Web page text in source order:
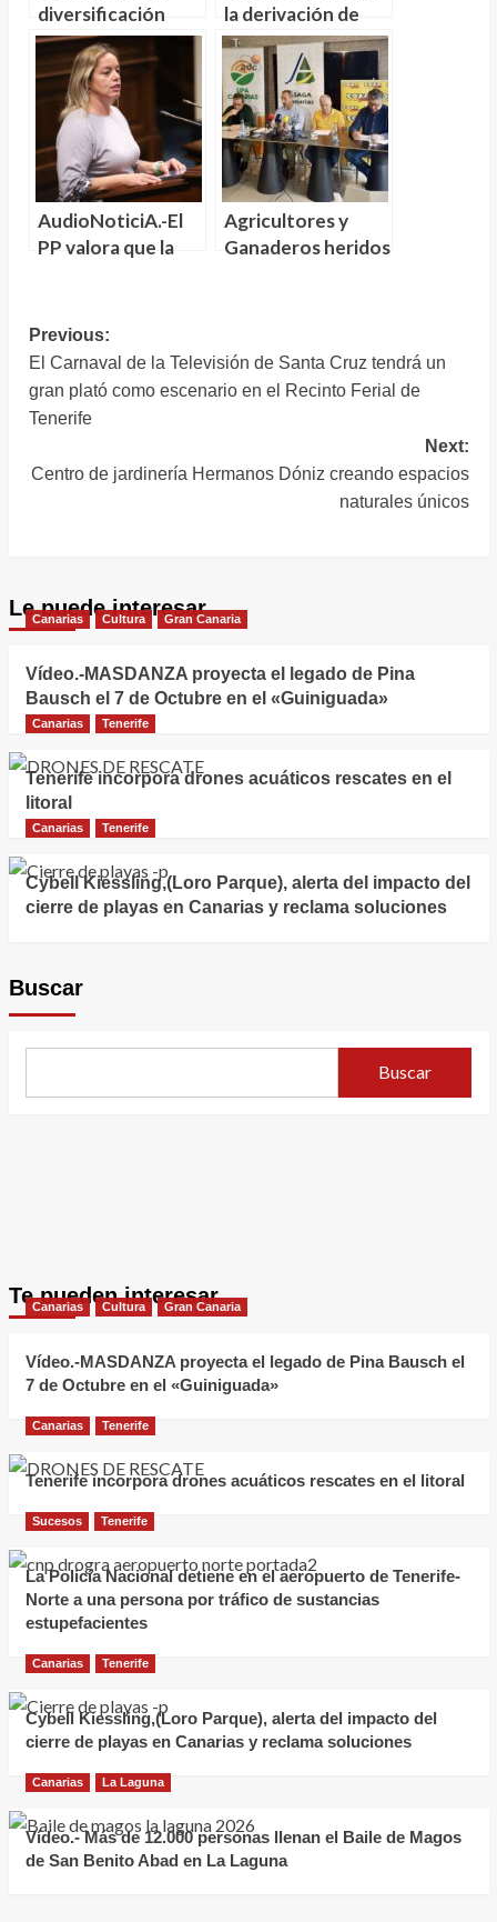
diversificación
económica en las
Islas Canarias
la derivación de
menores
inmigrantes a
otras
comunidades se
haga bajo criterios
objetivos,
equitativos y
cuantificables
AudioNoticiA.-El
PP valora que la
las aulas se haya
hecho con el
consenso de la
comunidad
Agricultores y
Ganaderos heridos
Navegación
de
entradas
Previous:
El Carnaval de la Televisión de Santa Cruz tendrá un
gran plató como escenario en el Recinto Ferial de
Tenerife
Next:
Centro de jardinería Hermanos Dóniz creando espacios
naturales únicos
Le puede interesar
Canarias Cultura Gran Canaria
Vídeo.-MASDANZA proyecta el legado de Pina
Bausch el 7 de Octubre en el «Guiniguada»
Canarias Tenerife
Tenerife incorpora drones acuáticos rescates en el
litoral
Canarias Tenerife
Cybell Kiessling,(Loro Parque), alerta del impacto del
cierre de playas en Canarias y reclama soluciones
Buscar
Buscar
Te pueden interesar
Canarias Cultura Gran Canaria
Vídeo.-MASDANZA proyecta el legado de Pina Bausch el
7 de Octubre en el «Guiniguada»
Canarias Tenerife
Tenerife incorpora drones acuáticos rescates en el litoral
Sucesos Tenerife
La Policía Nacional detiene en el aeropuerto de Tenerife-
Norte a una persona por tráfico de sustancias
estupefacientes
Canarias Tenerife
Cybell Kiessling,(Loro Parque), alerta del impacto del
cierre de playas en Canarias y reclama soluciones
Canarias La Laguna
Vídeo.- Más de 12.000 personas llenan el Baile de Magos
de San Benito Abad en La Laguna